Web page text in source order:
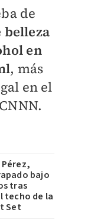
de
belleza
en
, más
en el
Pérez,
bajo
tras
techo de la
Set